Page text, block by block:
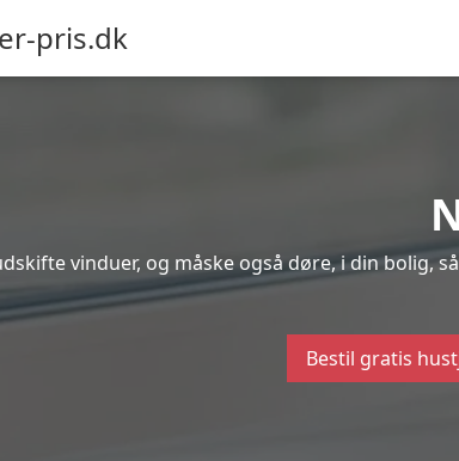
pris.dk
vinduer, og måske også døre, i din
Bestil gratis